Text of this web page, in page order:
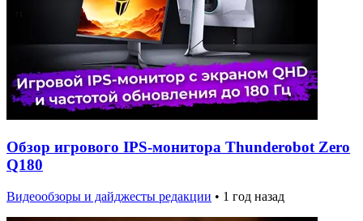
Обзор игрового IPS-монитора Thunderobot Zero
Q180
Видеообзоры и дайджесты редакции • 1 год назад